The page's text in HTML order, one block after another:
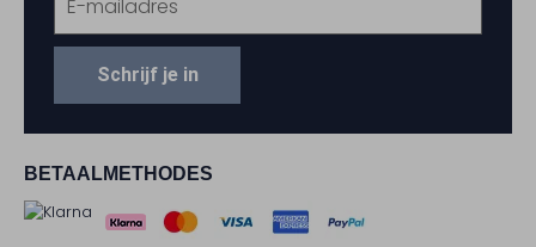
BETAALMETHODES
Schrijf je in